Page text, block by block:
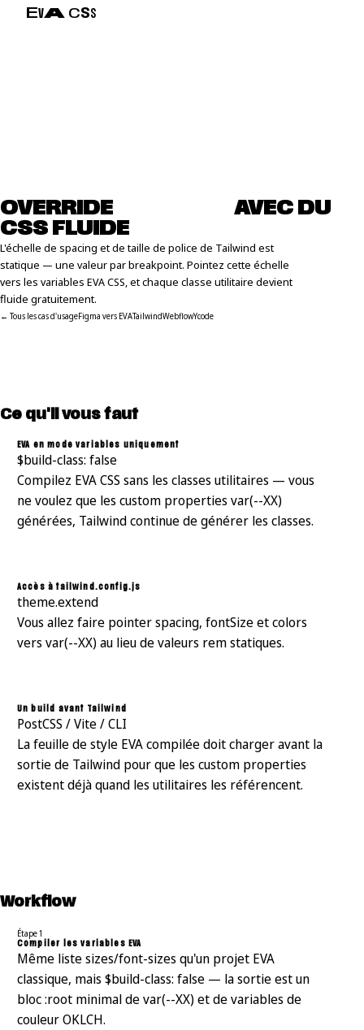
EVA CSS
OVERRIDE
AVEC DU
CSS FLUIDE
L'échelle de spacing et de taille de police de Tailwind est
statique — une valeur par breakpoint. Pointez cette échelle
vers les variables EVA CSS, et chaque classe utilitaire devient
fluide gratuitement.
← Tous les cas d'usageFigma vers EVATailwindWebflowYcode
Ce qu'il vous faut
EVA en mode variables uniquement
$build-class: false
Compilez EVA CSS sans les classes utilitaires — vous
ne voulez que les custom properties var(--XX)
générées, Tailwind continue de générer les classes.
Accès à tailwind.config.js
theme.extend
Vous allez faire pointer spacing, fontSize et colors
vers var(--XX) au lieu de valeurs rem statiques.
Un build avant Tailwind
PostCSS / Vite / CLI
La feuille de style EVA compilée doit charger avant la
sortie de Tailwind pour que les custom properties
existent déjà quand les utilitaires les référencent.
Workflow
Étape 1
Compiler les variables EVA
Même liste sizes/font-sizes qu'un projet EVA
classique, mais $build-class: false — la sortie est un
bloc :root minimal de var(--XX) et de variables de
couleur OKLCH.